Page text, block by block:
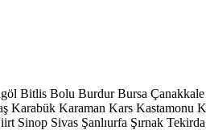
Bitlis Bolu Burdur Bursa Çanakkale
Karabük Karaman Kars Kastamonu
Sinop Sivas Şanlıurfa Şırnak